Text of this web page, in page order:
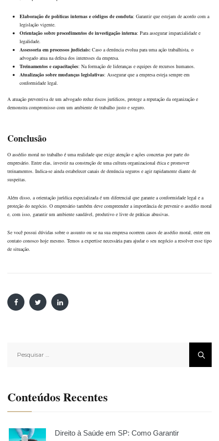
Elaboração de políticas internas e códigos de conduta: Garantir que estejam de acordo com a
legislação vigente.
Orientação sobre procedimentos de investigação interna: Para assegurar imparcialidade e
legalidade.
Assessoria em processos judiciais: Caso a denúncia evolua para uma ação trabalhista, o
advogado atua na defesa dos interesses da empresa.
Treinamentos e capacitações: Na formação de lideranças e equipes de recursos humanos.
Atualização sobre mudanças legislativas: Assegurar que a empresa esteja sempre em
conformidade legal.
A atuação preventiva de um advogado reduz riscos jurídicos, protege a reputação da organização e
demonstra compromisso com um ambiente de trabalho justo e seguro.
Conclusão
O assédio moral no trabalho é uma realidade que exige atenção e ações concretas por parte do
empresário. Entre elas, investir na construção de umacultura organizacional éticae promover
treinamentos. Indica-se ainda estabelecer canais de denúncia seguros e agir rapidamente diante de
suspeitas.
Além disso, aorientação jurídica especializadaé um diferencial que garante a conformidade legal e a
proteção do negócio. O empresário também deve compreender a importância de prevenir o assédio moral
e, com isso, garantir um ambiente saudável, produtivo e livre de práticas abusivas.
Se você possui dúvidas sobre o assunto ou se na sua empresa ocorrem casos de assédio moral, entre em
contato conosco hoje mesmo. Temos a expertise necessária para ajudar o seu negócio a resolver esse tipo
de situação.
por:
Conteúdos Recentes
Direito à Saúde em SP: Como Garantir